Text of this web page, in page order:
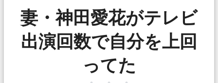
妻・神田愛花がテレビ
出演回数で自分を上回
ってた